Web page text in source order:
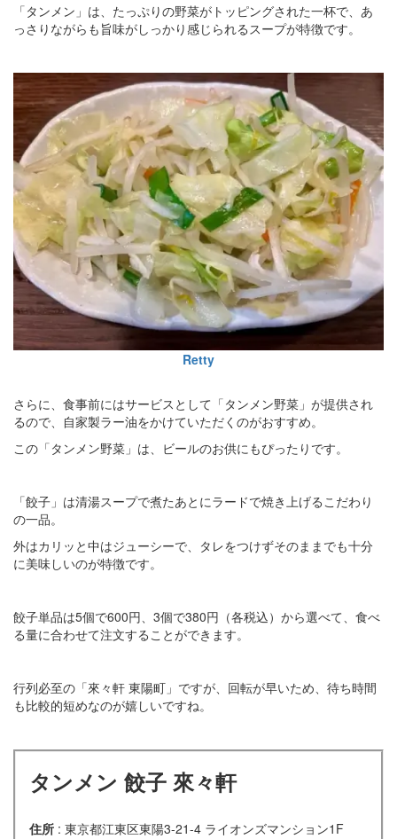
「タンメン」は、たっぷりの野菜がトッピングされた一杯で、あ
っさりながらも旨味がしっかり感じられるスープが特徴です。
Retty
さらに、食事前にはサービスとして「タンメン野菜」が提供され
るので、自家製ラー油をかけていただくのがおすすめ。
この「タンメン野菜」は、ビールのお供にもぴったりです。
「餃子」は清湯スープで煮たあとにラードで焼き上げるこだわり
の一品。
外はカリッと中はジューシーで、タレをつけずそのままでも十分
に美味しいのが特徴です。
餃子単品は5個で600円、3個で380円（各税込）から選べて、食べ
る量に合わせて注文することができます。
行列必至の「來々軒 東陽町」ですが、回転が早いため、待ち時間
も比較的短めなのが嬉しいですね。
タンメン 餃子 來々軒
住所 : 東京都江東区東陽3-21-4 ライオンズマンション1F